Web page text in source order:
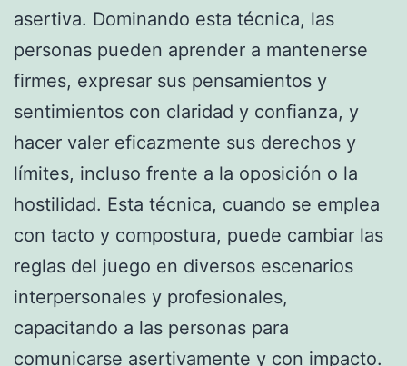
asertiva. Dominando esta técnica, las
personas pueden aprender a mantenerse
firmes, expresar sus pensamientos y
sentimientos con claridad y confianza, y
hacer valer eficazmente sus derechos y
límites, incluso frente a la oposición o la
hostilidad. Esta técnica, cuando se emplea
con tacto y compostura, puede cambiar las
reglas del juego en diversos escenarios
interpersonales y profesionales,
capacitando a las personas para
comunicarse asertivamente y con impacto.